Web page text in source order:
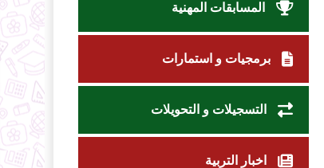
المسابقات المهنية
برمجيات و استمارات
التسجيلات و التحويلات
اخبار التربية